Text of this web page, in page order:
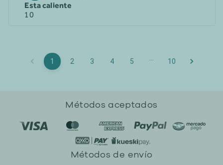
Esta caliente
10
1 2 3 4 5 … 10
Métodos aceptados
Métodos de envío